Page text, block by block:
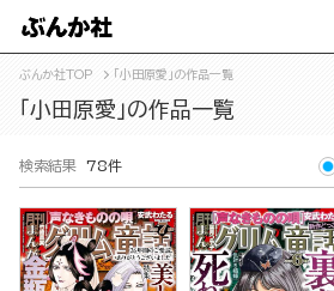
ぶんか社TOP 「小田原愛」の作品一覧
「小田原愛」の作品一覧
検索結果 78件